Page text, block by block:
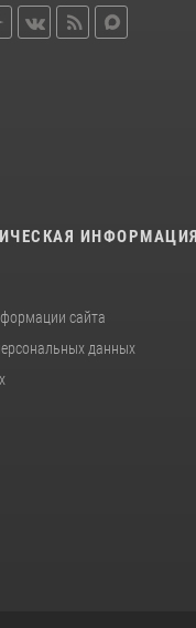
ИНФОРМАЦИЯ
сайта
данных